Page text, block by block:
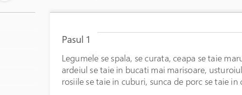
La comandă
Pasul 1
Legumele se spala, se curata, ceapa se taie
ardeiul se taie in bucati mai marisoare,
rosiile se taie in cuburi, sunca de porc se taie in